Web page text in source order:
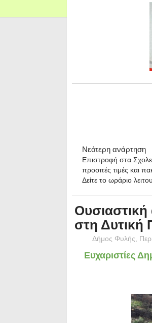
Νεότερη ανάρτηση
Επιστροφή στα
προσιτές τιμές
Δείτε το ωράριο
στη Δυτική
Δήμος Φυλής
Ευχαριστίες